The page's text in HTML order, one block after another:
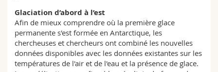
Glaciation d’abord à l’est
Afin de mieux comprendre où la première glace
permanente s'est formée en Antarctique, les
chercheuses et chercheurs ont combiné les nouvelles
données disponibles avec les données existantes sur les
températures de l'air et de l'eau et la présence de glace.